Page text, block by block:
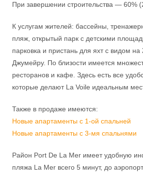
При завершении строительства — 60%
К услугам жителей: бассейны,
пляж, открытый парк с детскими
парковка и пристань для яхт с видом
Джумейру. По близости имеется
ресторанов и кафе. Здесь есть все
которые делают La Voile идеальным
Также в продаже имеются:
Новые апартаменты с 1-ой спальней
Новые апартаменты с 3-мя спальнями
Район Port De La Mer имеет удобную
пляжа La Mer всего 5 минут, до